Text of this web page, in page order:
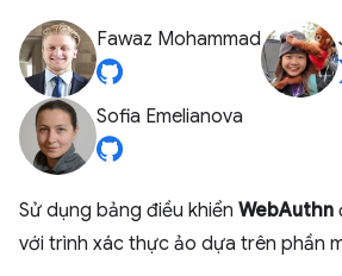
Fawaz Mohammad
Sofia Emelianova
Sử dụng bảng điều khiển WebAuthn
với trình xác thực ảo dựa trên phần